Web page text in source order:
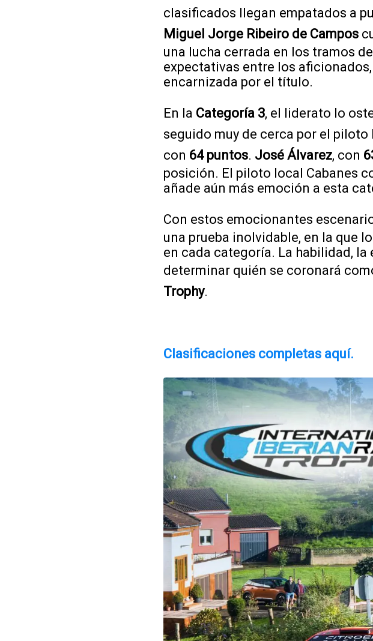
clasificados llegan empatados a
Miguel Jorge Ribeiro de Campos
una lucha cerrada en los tramos
expectativas entre los
encarnizada por el título.
En la Categoría 3, el liderato lo
seguido muy de cerca por el piloto
con 64 puntos. José Álvarez, con
posición. El piloto local Cabanes
añade aún más emoción a esta
Con estos emocionantes
una prueba inolvidable, en la que
en cada categoría. La habilidad,
determinar quién se coronará
Trophy.
Clasificaciones completas aquí.